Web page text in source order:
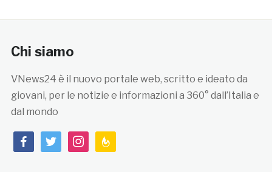
Chi siamo
VNews24 è il nuovo portale web, scritto e ideato da
giovani, per le notizie e informazioni a 360° dall’Italia e
dal mondo
facebooktwitterinstagramfeedburner